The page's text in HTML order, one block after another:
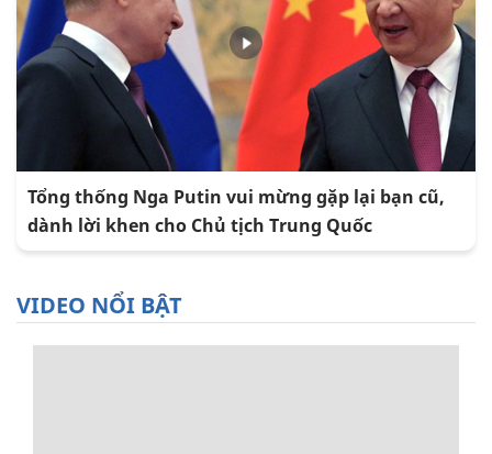
Tổng thống Nga Putin vui mừng gặp lại bạn cũ,
dành lời khen cho Chủ tịch Trung Quốc
VIDEO NỔI BẬT